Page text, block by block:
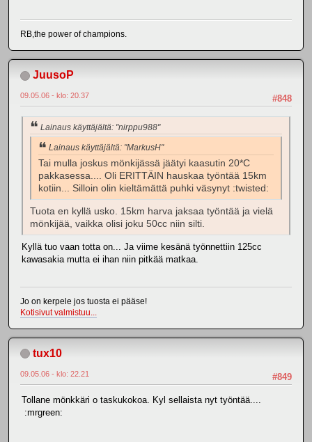
RB,the power of champions.
JuusoP
#848
09.05.06 - klo: 20.37
Lainaus käyttäjältä: "nirppu988"
Lainaus käyttäjältä: "MarkusH"
Tai mulla joskus mönkijässä jäätyi kaasutin 20*C
pakkasessa.... Oli ERITTÄIN hauskaa työntää 15km
kotiin... Silloin olin kieltämättä puhki väsynyt :twisted:
Tuota en kyllä usko. 15km harva jaksaa työntää ja vielä
mönkijää, vaikka olisi joku 50cc niin silti.
Kyllä tuo vaan totta on... Ja viime kesänä työnnettiin 125cc
kawasakia mutta ei ihan niin pitkää matkaa.
Jo on kerpele jos tuosta ei pääse!
Kotisivut valmistuu...
tux10
#849
09.05.06 - klo: 22.21
Tollane mönkkäri o taskukokoa. Kyl sellaista nyt työntää....
:mrgreen: